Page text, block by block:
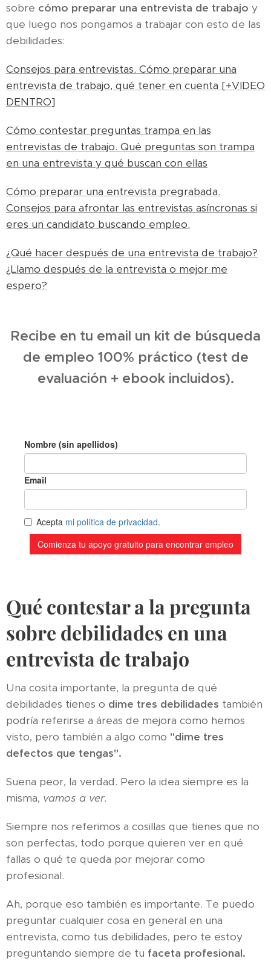
sobre cómo preparar una entrevista de trabajo y
que luego nos pongamos a trabajar con esto de las
debilidades:
Consejos para entrevistas. Cómo preparar una
entrevista de trabajo, qué tener en cuenta [+VIDEO
DENTRO]
Cómo contestar preguntas trampa en las
entrevistas de trabajo. Qué preguntas son trampa
en una entrevista y qué buscan con ellas
Cómo preparar una entrevista pregrabada.
Consejos para afrontar las entrevistas asíncronas si
eres un candidato buscando empleo.
¿Qué hacer después de una entrevista de trabajo?
¿Llamo después de la entrevista o mejor me
espero?
Recibe en tu email un kit de búsqueda
de empleo 100% práctico (test de
evaluación + ebook incluidos).
Qué contestar a la pregunta
sobre debilidades en una
entrevista de trabajo
Una cosita importante, la pregunta de qué
debilidades tienes o dime tres debilidades también
podría referirse a áreas de mejora como hemos
visto, pero también a algo como "dime tres
defectos que tengas".
Suena peor, la verdad. Pero la idea siempre es la
misma, vamos a ver.
Siempre nos referimos a cosillas que tienes que no
son perfectas, todo porque quieren ver en qué
fallas o qué te queda por mejorar como
profesional.
Ah, porque eso también es importante. Te puedo
preguntar cualquier cosa en general en una
entrevista, como tus debilidades, pero te estoy
preguntando siempre de tu faceta profesional.